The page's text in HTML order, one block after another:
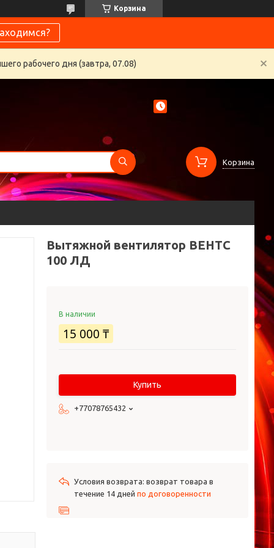
Корзина
рабочего дня (завтра, 07.08)
Корзина
Вытяжной вентилятор ВЕНТС
100 ЛД
В наличии
15 000 ₸
Купить
+77078765432
возврат товара в
течение 14 дней по договоренности